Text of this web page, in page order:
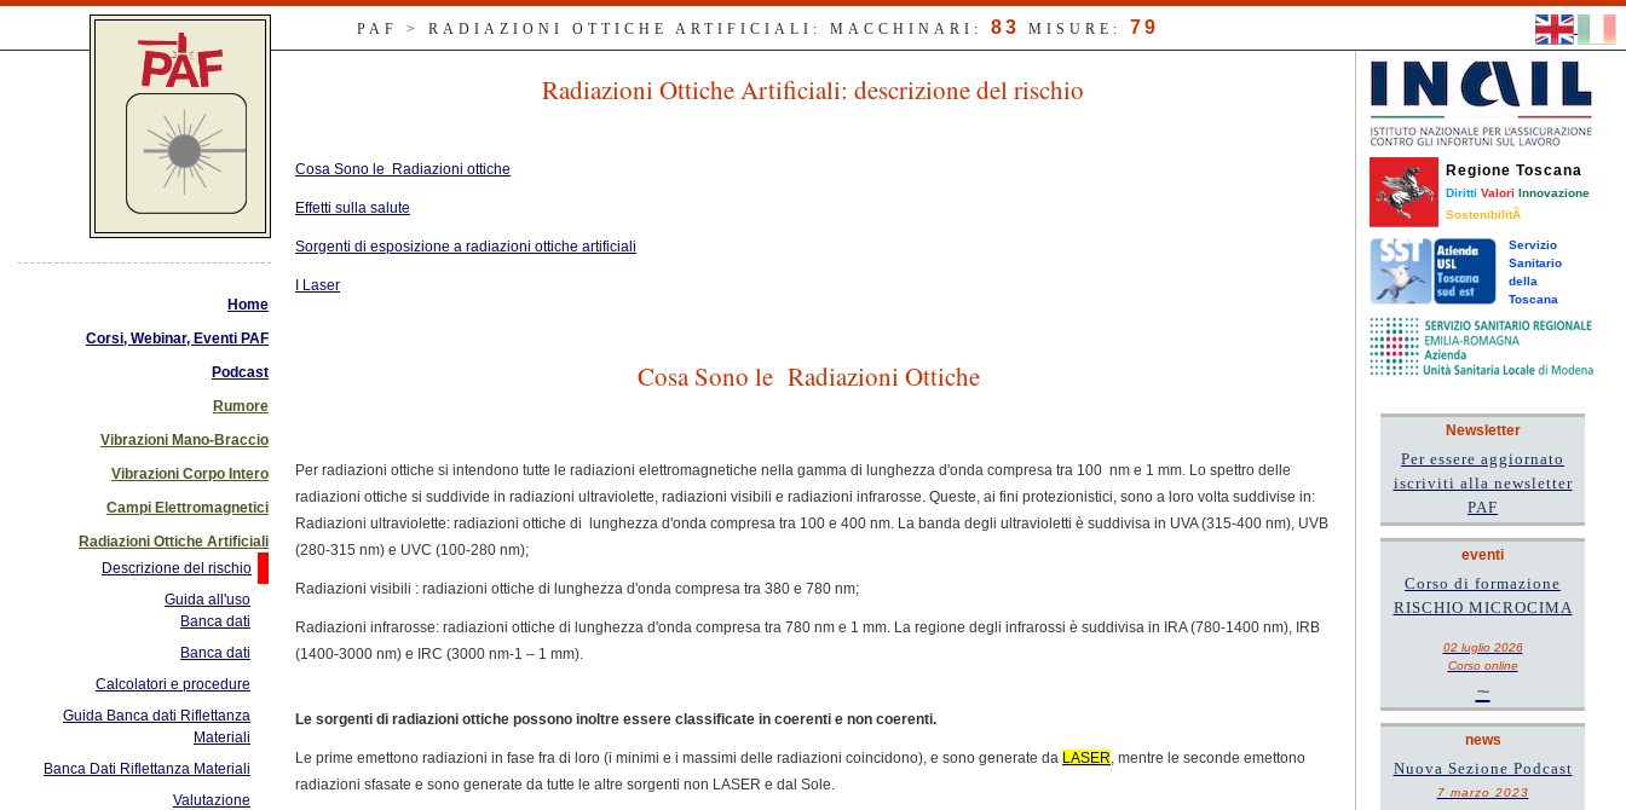
PAF > RADIAZIONI OTTICHE ARTIFICIALI: MACCHINARI: 83 MISURE: 79
Home
Corsi, Webinar, Eventi PAF
Podcast
Rumore
Vibrazioni Mano-Braccio
Vibrazioni Corpo Intero
Campi Elettromagnetici
Radiazioni Ottiche Artificiali
Descrizione del rischio
Guida all'uso
Banca dati
Banca dati
Calcolatori e procedure
Guida Banca dati Riflettanza
Materiali
Banca Dati Riflettanza Materiali
Valutazione
Radiazioni Ottiche Artificiali: descrizione del rischio
Cosa Sono le Radiazioni ottiche
Effetti sulla salute
Sorgenti di esposizione a radiazioni ottiche artificiali
I Laser
Cosa Sono le Radiazioni Ottiche
Per radiazioni ottiche si intendono tutte le radiazioni elettromagnetiche nella gamma di lunghezza d'onda compresa tra 100 nm e 1 mm. Lo spettro delle
radiazioni ottiche si suddivide in radiazioni ultraviolette, radiazioni visibili e radiazioni infrarosse. Queste, ai fini protezionistici, sono a loro volta suddivise in:
Radiazioni ultraviolette: radiazioni ottiche di lunghezza d'onda compresa tra 100 e 400 nm. La banda degli ultravioletti è suddivisa in UVA (315-400 nm), UVB
(280-315 nm) e UVC (100-280 nm);
Radiazioni visibili : radiazioni ottiche di lunghezza d'onda compresa tra 380 e 780 nm;
Radiazioni infrarosse: radiazioni ottiche di lunghezza d'onda compresa tra 780 nm e 1 mm. La regione degli infrarossi è suddivisa in IRA (780-1400 nm), IRB
(1400-3000 nm) e IRC (3000 nm-1 – 1 mm).
Le sorgenti di radiazioni ottiche possono inoltre essere classificate in coerenti e non coerenti.
Le prime emettono radiazioni in fase fra di loro (i minimi e i massimi delle radiazioni coincidono), e sono generate da LASER, mentre le seconde emettono
radiazioni sfasate e sono generate da tutte le altre sorgenti non LASER e dal Sole.
Regione Toscana
Diritti Valori Innovazione
SostenibilitÃ
Servizio
Sanitario
della
Toscana
Newsletter
Per essere aggiornato
iscriviti alla newsletter
PAF
eventi
Corso di formazione
RISCHIO MICROCIMA
02 luglio 2026
Corso online
~
news
Nuova Sezione Podcast
7 marzo 2023